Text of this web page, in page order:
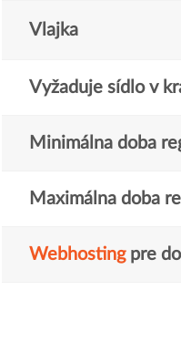
Vlajka
Vyžaduje sídlo v
Minimálna doba
Maximálna doba
Webhostingpre